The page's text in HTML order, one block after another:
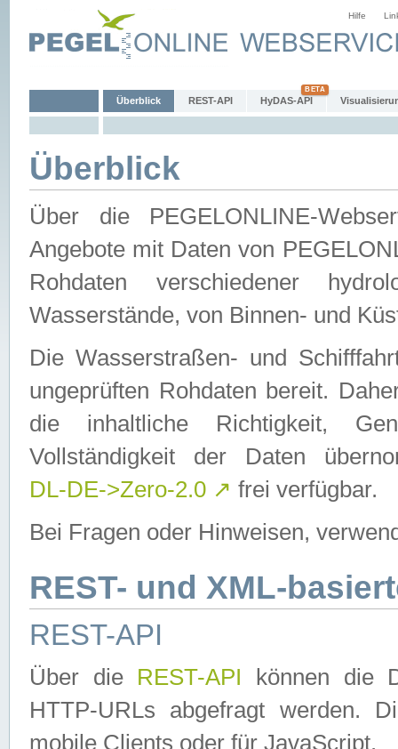
Hilfe
Überblick REST-API HyDAS-API
Überblick
Über die PEGELONLINE-
Angebote mit Daten von
Rohdaten verschiedener
Wasserstände, von Binnen- und
Die Wasserstraßen- und
ungeprüften Rohdaten bereit.
die inhaltliche Richtigkeit,
Vollständigkeit der Daten
DL-DE->Zero-2.0 ↗ frei verfügbar.
Bei Fragen oder Hinweisen,
REST- und XML-
REST-API
Über die REST-API können die
HTTP-URLs abgefragt werden.
mobile Clients oder für JavaScript.